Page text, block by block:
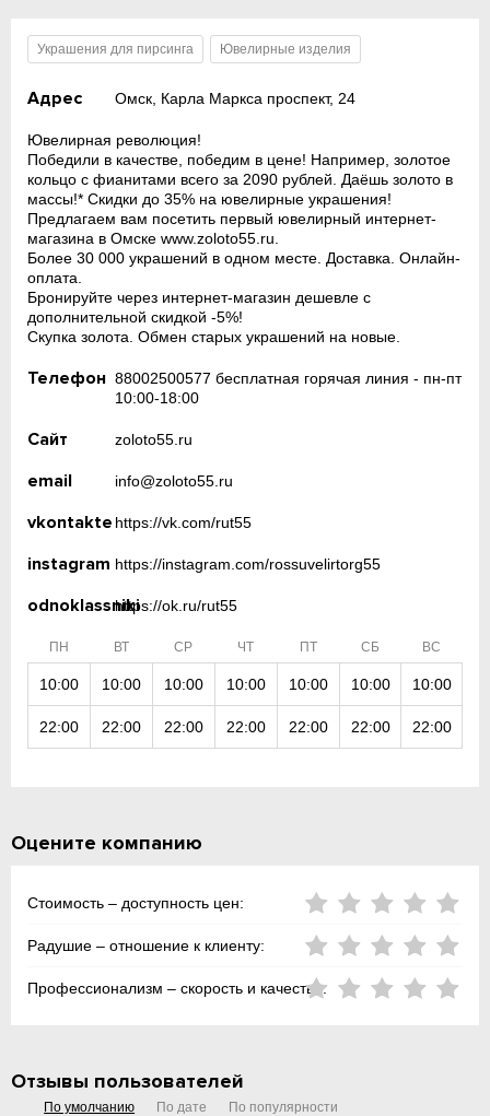
Украшения для пирсинга Ювелирные изделия
Адрес Омск, Карла Маркса проспект, 24
Ювелирная революция!
Победили в качестве, победим в цене! Например, золотое
кольцо с фианитами всего за 2090 рублей. Даёшь золото в
массы!* Скидки до 35% на ювелирные украшения!
Предлагаем вам посетить первый ювелирный интернет-
магазина в Омске www.zoloto55.ru.
Более 30 000 украшений в одном месте. Доставка. Онлайн-
оплата.
Бронируйте через интернет-магазин дешевле с
дополнительной скидкой -5%!
Скупка золота. Обмен старых украшений на новые.
Телефон 88002500577 бесплатная горячая линия - пн-пт
10:00-18:00
Сайт zoloto55.ru
email info@zoloto55.ru
vkontakte https://vk.com/rut55
instagram https://instagram.com/rossuvelirtorg55
odnoklassnikihttps://ok.ru/rut55
ПН ВТ СР ЧТ ПТ СБ ВС
10:00 10:00 10:00 10:00 10:00 10:00 10:00
22:00 22:00 22:00 22:00 22:00 22:00 22:00
Оцените компанию
Стоимость – доступность цен:
Радушие – отношение к клиенту:
Профессионализм – скорость и качество:
Отзывы пользователей
По умолчанию По дате По популярности